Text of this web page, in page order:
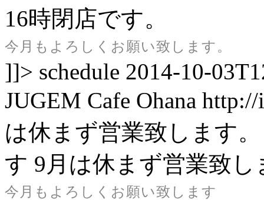
16時閉店です。
今月もよろしくお願い致します。
]]> schedule 2014-10-
JUGEM Cafe Ohana http://
は休まず営業致します
す 9月は休まず営業致し
今月もよろしくお願い致します